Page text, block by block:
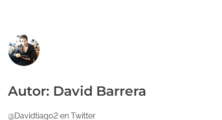
Autor: David Barrera
@Davidtiago2 en Twitter